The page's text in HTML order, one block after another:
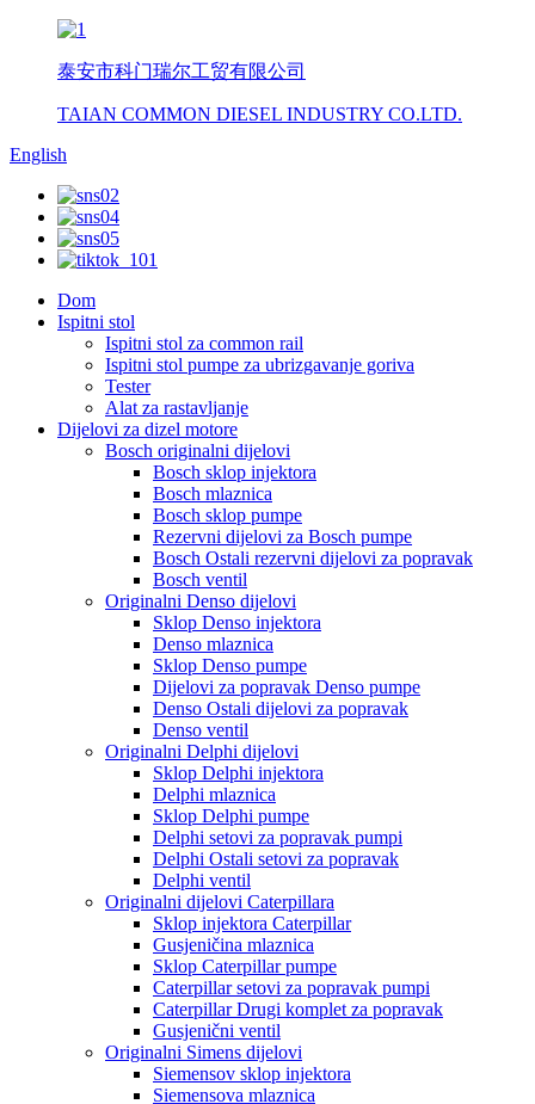
泰安市科门瑞尔工贸有限公司
TAIAN COMMON DIESEL INDUSTRY CO.LTD.
English
Dom
Ispitni stol
Ispitni stol za common rail
Ispitni stol pumpe za ubrizgavanje goriva
Tester
Alat za rastavljanje
Dijelovi za dizel motore
Bosch originalni dijelovi
Bosch sklop injektora
Bosch mlaznica
Bosch sklop pumpe
Rezervni dijelovi za Bosch pumpe
Bosch Ostali rezervni dijelovi za popravak
Bosch ventil
Originalni Denso dijelovi
Sklop Denso injektora
Denso mlaznica
Sklop Denso pumpe
Dijelovi za popravak Denso pumpe
Denso Ostali dijelovi za popravak
Denso ventil
Originalni Delphi dijelovi
Sklop Delphi injektora
Delphi mlaznica
Sklop Delphi pumpe
Delphi setovi za popravak pumpi
Delphi Ostali setovi za popravak
Delphi ventil
Originalni dijelovi Caterpillara
Sklop injektora Caterpillar
Gusjeničina mlaznica
Sklop Caterpillar pumpe
Caterpillar setovi za popravak pumpi
Caterpillar Drugi komplet za popravak
Gusjenični ventil
Originalni Simens dijelovi
Siemensov sklop injektora
Siemensova mlaznica